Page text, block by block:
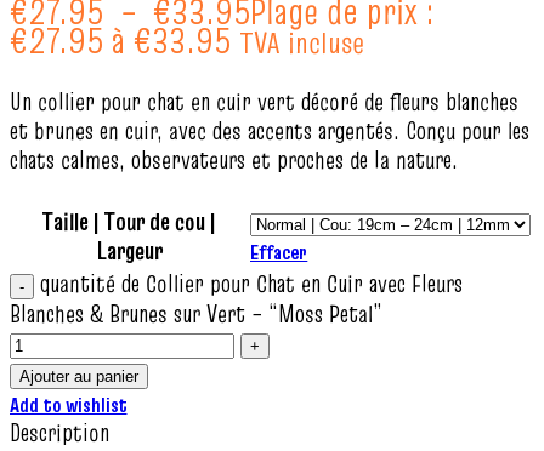
€27.95 – €33.95Plage de prix :
€27.95 à €33.95 TVA incluse
Un collier pour chat en cuir vert décoré de fleurs blanches
et brunes en cuir, avec des accents argentés. Conçu pour les
chats calmes, observateurs et proches de la nature.
Taille | Tour de cou |
Largeur
Effacer
quantité de Collier pour Chat en Cuir avec Fleurs
Blanches & Brunes sur Vert – “Moss Petal”
Ajouter au panier
Add to wishlist
Description